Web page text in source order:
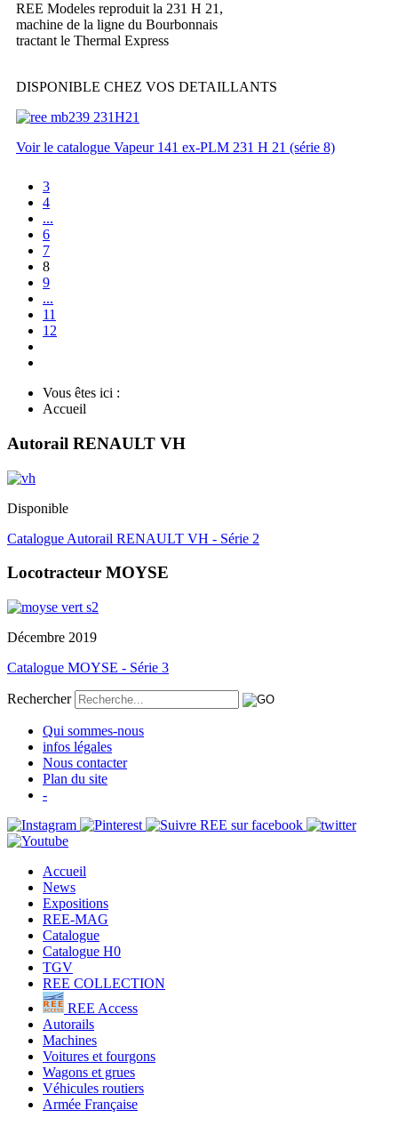
REE Modeles reproduit la 231 H 21,
machine de la ligne du Bourbonnais
tractant le Thermal Express
DISPONIBLE CHEZ VOS DETAILLANTS
Voir le catalogue Vapeur 141 ex-PLM 231 H 21 (série 8)
3
4
...
6
7
8
9
...
11
12
Vous êtes ici :
Accueil
Autorail RENAULT VH
Disponible
Catalogue Autorail RENAULT VH - Série 2
Locotracteur MOYSE
Décembre 2019
Catalogue MOYSE - Série 3
Rechercher
Qui sommes-nous
infos légales
Nous contacter
Plan du site
-
Accueil
News
Expositions
REE-MAG
Catalogue
Catalogue H0
TGV
REE COLLECTION
REE Access
Autorails
Machines
Voitures et fourgons
Wagons et grues
Véhicules routiers
Armée Française